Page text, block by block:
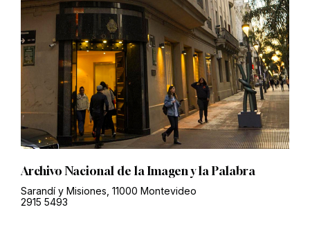
Archivo Nacional de la Imagen y la Palabra
Sarandí y Misiones, 11000 Montevideo
2915 5493